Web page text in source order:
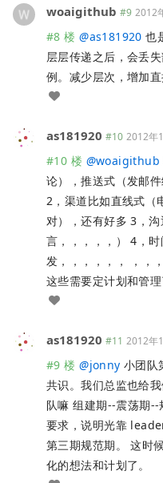
woaigithub #9 2012
#8 楼 @as181920 也
层层传递之后，会丢
例。减少层次，增加
as181920 #10 2012年
#10 楼 @woaigithub
论），推送式（发邮
2，渠道比如直线式（
对），还有好多 3，
言，，，，，） 4，
发，，，，，， ，，
这些需要定计划和管理
as181920 #11 2012年
#9 楼 @jonny 小团队
共识。我们总监也给
队嘛 组建期--震荡期
要求，说明光靠
第三期规范期。 这时
化的想法和计划了。